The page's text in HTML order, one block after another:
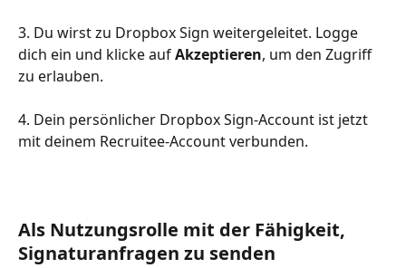
3. Du wirst zu Dropbox Sign weitergeleitet. Logge
dich ein und klicke auf Akzeptieren, um den Zugriff
zu erlauben.
4. Dein persönlicher Dropbox Sign-Account ist jetzt
mit deinem Recruitee-Account verbunden.
Als Nutzungsrolle mit der Fähigkeit,
Signaturanfragen zu senden